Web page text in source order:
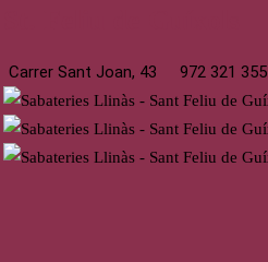
Carrer Sant Joan, 43 972 321 355